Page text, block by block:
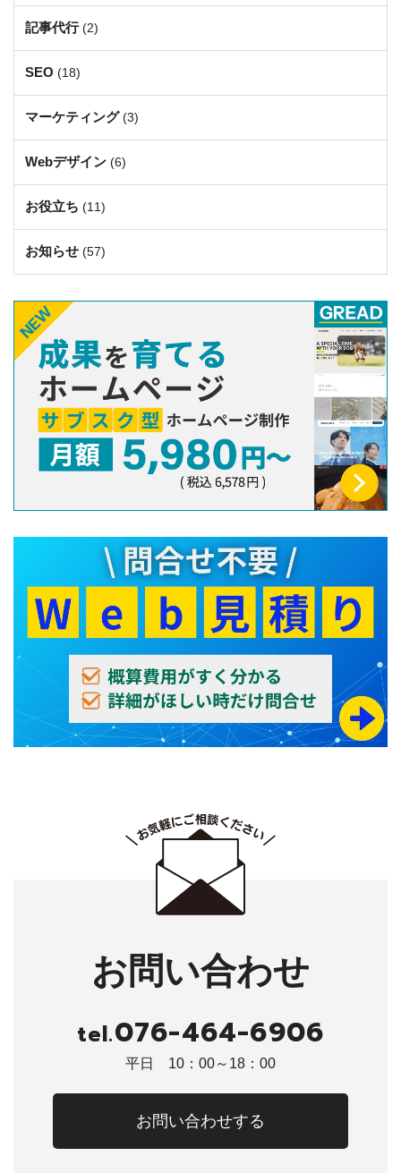
記事代行(2)
SEO (18)
マーケティング(3)
Webデザイン (6)
お役立ち (11)
お知らせ (57)
お問い合わせ
tel.076-464-6906
平日 10：00～18：00
お問い合わせする